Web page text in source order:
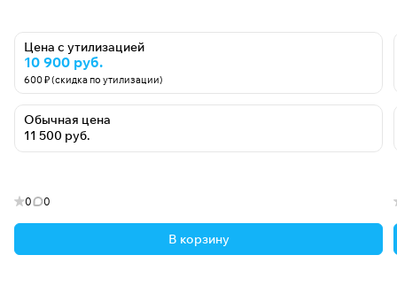
Цена с утилизацией
10 900 руб.
600 ₽ (скидка по утилизации)
Обычная цена
11 500 руб.
0 0
В корзину